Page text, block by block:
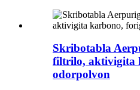
Skribotabla
filtrilo, aktivigita
odorpolvon